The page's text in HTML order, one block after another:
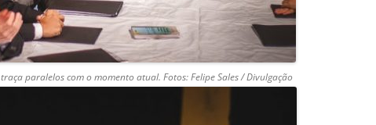
traça paralelos com o momento atual. Fotos: Felipe Sales / Divulgação